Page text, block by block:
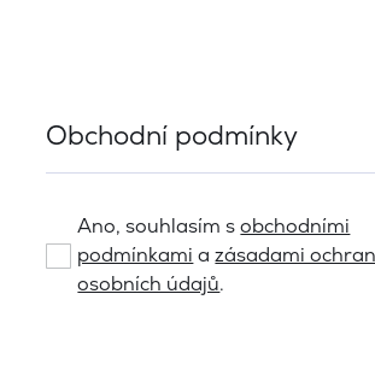
Obchodní podmínky
Ano, souhlasím sobchodními
podmínkami azásadami
osobních údajů.